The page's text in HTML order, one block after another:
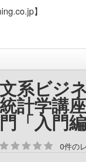
】
文系ビジ
統計学講
門「入門編
0件の